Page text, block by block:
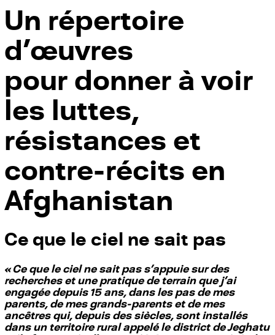
Un répertoire
d’œuvres
pourdonner àvoir
les luttes,
résistances et
contre-récits en
Afghanistan
Ce que le ciel ne sait pas
« Ce que le ciel ne sait pas s’appuie sur des
recherches et une pratique de terrain que j’ai
engagée depuis 15 ans, dans les pas de mes
parents, de mes grands-parents et de mes
ancêtres qui, depuis des siècles, sont installés
dans un territoire rural appelé le district de Jeghatu